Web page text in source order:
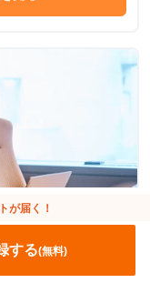
が届く！
する(無料)